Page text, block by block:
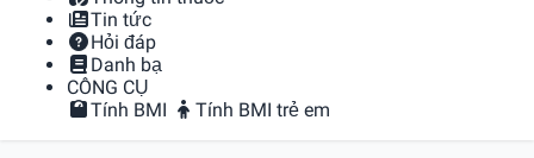
Tin tức
Hỏi đáp
Danh bạ
CÔNG CỤ
Tính BMI
Tính BMI trẻ em